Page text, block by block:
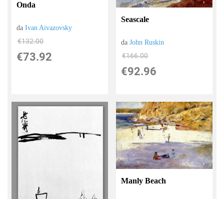
Onda
daIvan Aivazovsky
€132.00
€73.92
Seascale
daJohn Ruskin
€166.00
€92.96
Manly Beach